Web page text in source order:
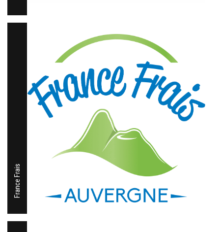
France Frais